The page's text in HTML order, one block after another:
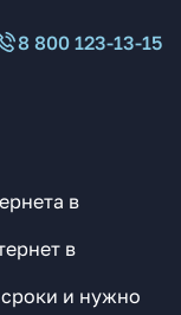
8 800 123-13-15
в
в
сроки и нужно